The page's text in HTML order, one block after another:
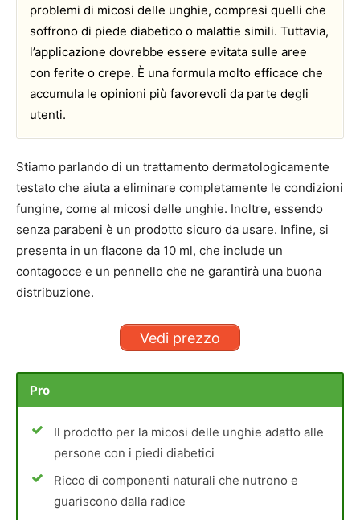
problemi di micosi delle unghie, compresi quelli che
soffrono di piede diabetico o malattie simili. Tuttavia,
l’applicazione dovrebbe essere evitata sulle aree
con ferite o crepe. È una formula molto efficace che
accumula le opinioni più favorevoli da parte degli
utenti.
Stiamo parlando di un trattamento dermatologicamente
testato che aiuta a eliminare completamente le condizioni
fungine, come al micosi delle unghie. Inoltre, essendo
senza parabeni è un prodotto sicuro da usare. Infine, si
presenta in un flacone da 10 ml, che include un
contagocce e un pennello che ne garantirà una buona
distribuzione.
Vedi prezzo
Pro
Il prodotto per la micosi delle unghie adatto alle
persone con i piedi diabetici
Ricco di componenti naturali che nutrono e
guariscono dalla radice